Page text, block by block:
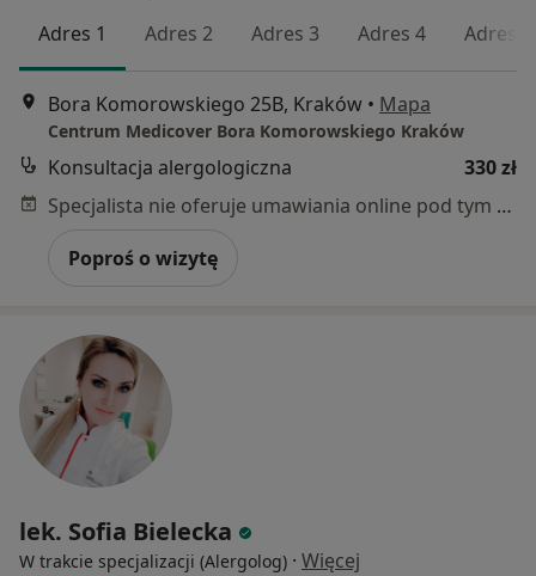
Adres 1 Adres 2 Adres 3 Adres 4 Adres 5
Bora Komorowskiego 25B, Kraków • Mapa
Centrum Medicover Bora Komorowskiego Kraków
Konsultacja alergologiczna
330 zł
Specjalista nie oferuje umawiania online pod tym adresem.
Poproś o wizytę
lek. Sofia Bielecka
W trakcie specjalizacji (Alergolog) · Więcej